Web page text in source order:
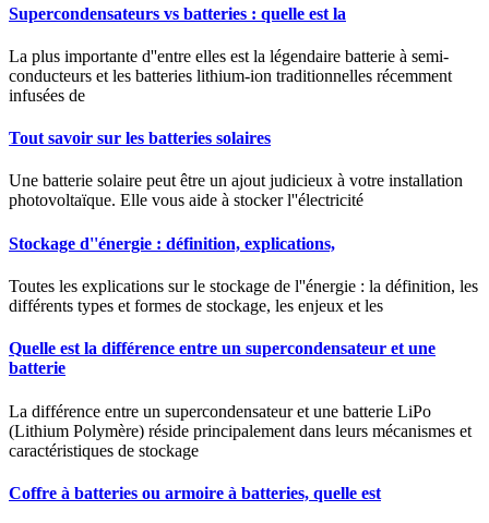
Supercondensateurs vs batteries : quelle est la
La plus importante d''entre elles est la légendaire batterie à semi-
conducteurs et les batteries lithium-ion traditionnelles récemment
infusées de
Tout savoir sur les batteries solaires
Une batterie solaire peut être un ajout judicieux à votre installation
photovoltaïque. Elle vous aide à stocker l''électricité
Stockage d''énergie : définition, explications,
Toutes les explications sur le stockage de l''énergie : la définition, les
différents types et formes de stockage, les enjeux et les
Quelle est la différence entre un supercondensateur et une
batterie
La différence entre un supercondensateur et une batterie LiPo
(Lithium Polymère) réside principalement dans leurs mécanismes et
caractéristiques de stockage
Coffre à batteries ou armoire à batteries, quelle est